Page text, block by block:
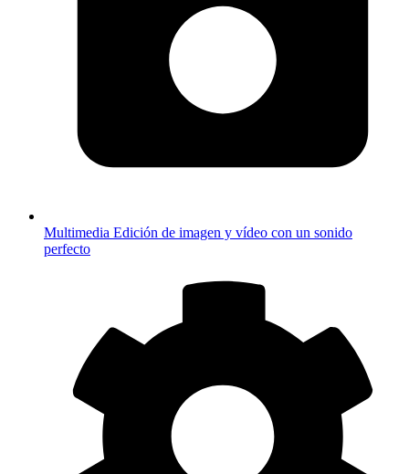
Multimedia Edición de imagen y vídeo con un sonido
perfecto